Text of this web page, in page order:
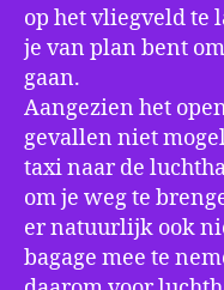
op het vliegveld te
je van plan bent
gaan.
Aangezien het
gevallen niet
taxi naar de
om je weg te
er natuurlijk ook
bagage mee te